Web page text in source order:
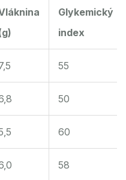
Glykemický
index
55
50
60
58